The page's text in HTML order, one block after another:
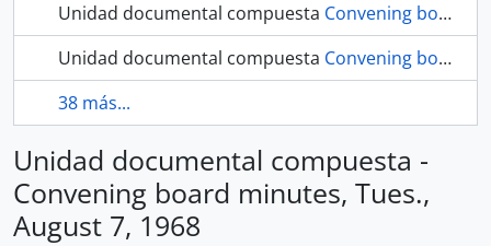
Unidad documental compuesta Convening board minutes, Friday, November 8, 1968
Unidad documental compuesta Convening board minutes, Friday, December 6, 1968
38 más...
Unidad documental compuesta -
Convening board minutes, Tues.,
August 7, 1968